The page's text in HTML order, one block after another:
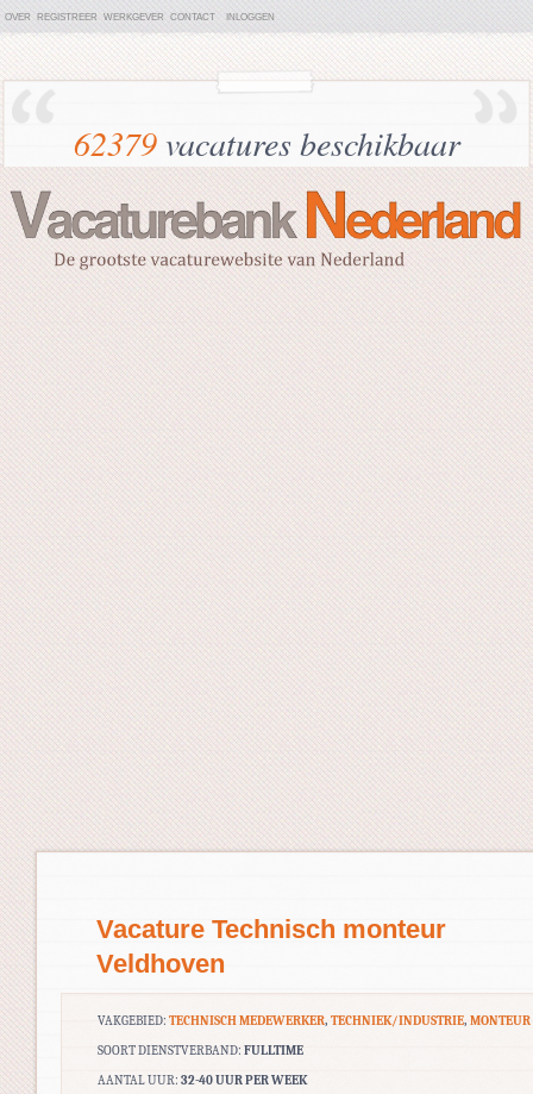
OVER REGISTREER WERKGEVER CONTACT INLOGGEN
62379vacatures beschikbaar
Vacature Technisch monteur
Veldhoven
VAKGEBIED: TECHNISCH MEDEWERKER, TECHNIEK/INDUSTRIE, MONTEUR
SOORT DIENSTVERBAND: FULLTIME
AANTAL UUR: 32-40 UUR PER WEEK